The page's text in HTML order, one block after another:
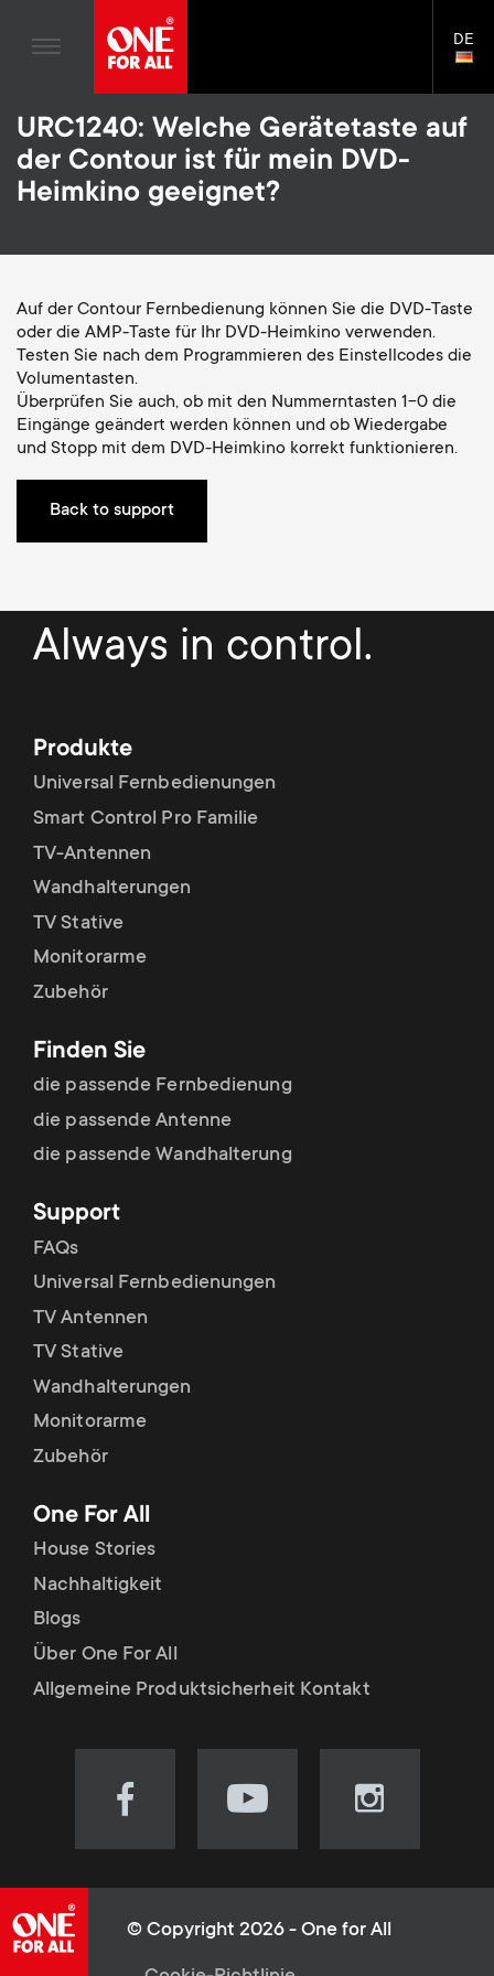
main
content
v
g
a
t
o
TV-Wandhalterungen
TV Stative
Monitor-Arme
Gaming Monitorarme
c
o
n
d
a
r
y
r
o
d
u
c
s
m
n
u
Signalverteilung
Zubehör für Monitorarme
Kabel
Soundbar-Halterungen
Kabelmanagement
Unterhaltungselektronik
Gaming
Blogs
House Stories
Nachhaltigkeit
Über One For All
Kundendienst
Universal Fernbedienungen
TV-Antennen
TV-Wandhalterungen
TV Stative
Monitor-Arme
S
e
c
o
d
r
y
s
u
p
p
o
r
t
m
e
n
u
Allgemeine Unterstützung
Zubehör
DE
URC1240: Welche Gerätetaste auf
der Contour ist für mein DVD-
Heimkino geeignet?
Auf der Contour Fernbedienung können Sie die DVD-Taste
oder die AMP-Taste für Ihr DVD-Heimkino verwenden.
Testen Sie nach dem Programmieren des Einstellcodes die
Volumentasten.
Überprüfen Sie auch, ob mit den Nummerntasten 1-0 die
Eingänge geändert werden können und ob Wiedergabe
und Stopp mit dem DVD-Heimkino korrekt funktionieren.
Back to support
Always in control.
Produkte
Universal Fernbedienungen
Smart Control Pro Familie
TV-Antennen
Wandhalterungen
TV Stative
Monitorarme
Zubehör
Finden Sie
die passende Fernbedienung
die passende Antenne
die passende Wandhalterung
Support
FAQs
Universal Fernbedienungen
TV Antennen
TV Stative
Wandhalterungen
Monitorarme
Zubehör
One For All
House Stories
Nachhaltigkeit
Blogs
Über One For All
Allgemeine Produktsicherheit Kontakt
Visit
(opens
Visit
(opens
Visit
(opens
© Copyright 2026 - One for All